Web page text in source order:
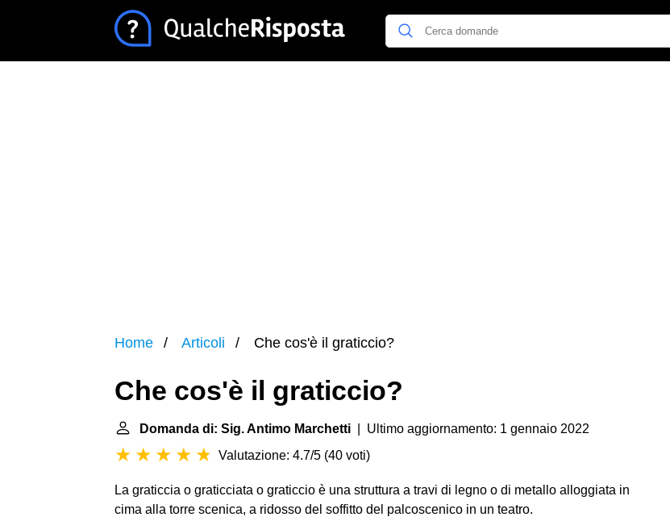
Home Articoli Che cos'è il graticcio?
Che cos'è il graticcio?
Domanda di: Sig. Antimo Marchetti | Ultimo aggiornamento: 1 gennaio 2022
Valutazione: 4.7/5 (40 voti)
La graticcia o graticciata o graticcio è una struttura a travi di legno o di metallo alloggiata in
cima alla torre scenica, a ridosso del soffitto del palcoscenico in un teatro.